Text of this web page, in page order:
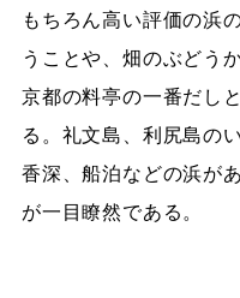
もちろん高い評価の浜
うことや、畑のぶどう
京都の料亭の一番だし
る。礼文島、利尻島の
香深、船泊などの浜が
が一目瞭然である。